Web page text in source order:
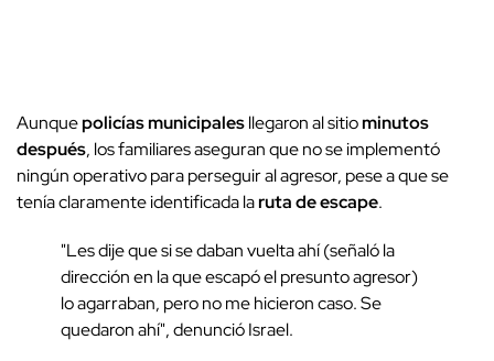
Aunquepolicías municipalesllegaron al sitiominutos
después, los familiares aseguran que no se implementó
ningún operativo para perseguir al agresor, pese a que se
tenía claramente identificada laruta de escape.
"Les dije que si se daban vuelta ahí (señaló la
dirección en la que escapó el presunto agresor)
lo agarraban, pero no me hicieron caso. Se
quedaron ahí", denunció Israel.